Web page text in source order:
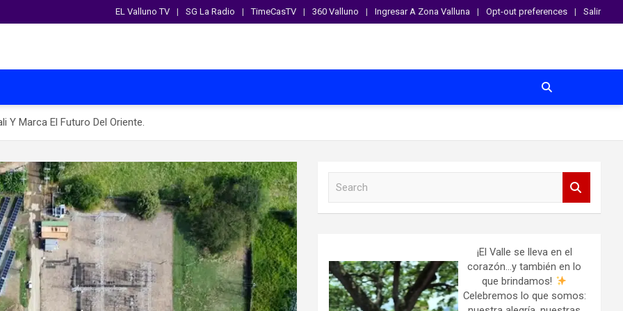
EL Valluno TV SG La Radio TimeCasTV 360 Valluno Ingresar A Zona Valluna Opt-out preferences Salir
Y Marca El Futuro Del Oriente.
¡El Valle se lleva en el
corazón…y también en lo
que brindamos!
Celebremos lo que somos: